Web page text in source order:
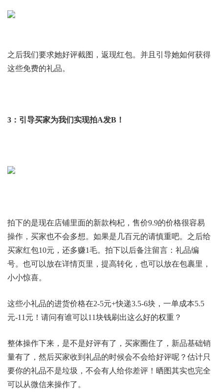
之后我们要求她好评截图，返现红包。并且引导她如何获得
这些免费的礼品。
3：引导买家为我们实现拍A发B！
拍下的是现在店铺里面的新款枸杞，售价9.9的价格很容易
操作，买家也不会多想。如果是几百元的请慎重吧。之后给
买家红包10元，还多赚1毛。拍下以后备注留言：礼品编
号。也可以放在详情页里，提高转化，也可以放在包裹里，
小小惊喜。
这些小礼品的进货价格在2-5元+快递3.5-6块，一单成本5.5
元-11元！请问有谁可以11块钱刷出这么好的权重？
整体操作下来，是不是好评有了，买家圈住了，新品基础销
量有了，然后买家收到礼品的时候会不会给好评呢？估计只
要你的礼品不是垃圾，不会有人给你差评！晒图其实也完全
可以从微信来操作了。